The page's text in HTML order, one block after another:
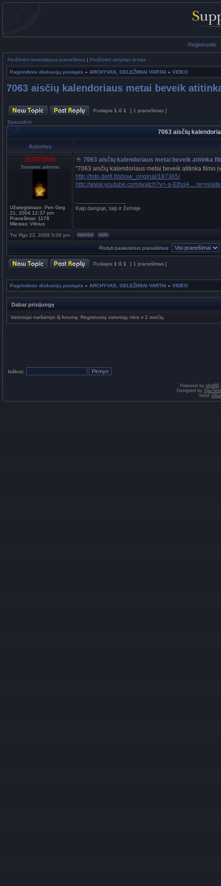
Registruotis
Peržiūrėti neatsakytus pranešimus | Peržiūrėti aktyvias temas
Pagrindinis diskusijų puslapis » ARCHYVAS, GELEŽINIAI VARTAI » VIDEO
7063 aisčių kalendoriaus metai beveik
Puslapis 1 iš 1 [ 1 pranešimas ]
Spausdinti
7063 aisčių
Autorius
BURTONIS
Svetainės adminas
Užsiregistravo: Pen Geg
21, 2004 12:37 pm
Pranešimai: 1178
Miestas: Vilnius
7063 aisčių kalendoriaus metai beveik atitinka
"7063 aisčių kalendoriaus metai beveik atitinka filmo
http://foto.delfi.lt/show_original/187365/
http://www.youtube.com/watch?v=-a-EthqA ...
Kaip danguje, taip ir žemėje
Tre Rgs 23, 2009 5:00 pm
Rodyti paskutinius pranešimus:
Puslapis 1 iš 1 [ 1 pranešimas ]
Pagrindinis diskusijų puslapis » ARCHYVAS, GELEŽINIAI VARTAI » VIDEO
Dabar prisijungę
Vartotojai naršantys šį forumą: Registruotų vartotojų nėra ir 2 svečių
Ieškoti:
Powered by phpBB
Designed by
Vertė